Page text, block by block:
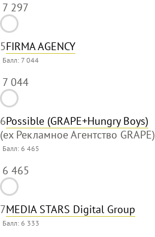
7 297
5FIRMA AGENCY
Балл:7 044
7 044
6Possible (GRAPE+Hungry Boys)
(ex Рекламное Агентство GRAPE)
Балл:6 465
6 465
7MEDIA STARS Digital Group
Балл:6 333